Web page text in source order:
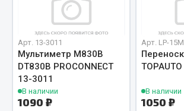
Блоки реле и предохранителей
Вилки нагрузочные
Выключатели и переключатели
Выключатели кнопочные
Выключатель массы
Изолента
Арт. 13-3011
Мультиметр M830B
DT830B PROCONNECT
13-3011
В наличии
1090 ₽
Арт. LP-15M
В наличии
1050 ₽